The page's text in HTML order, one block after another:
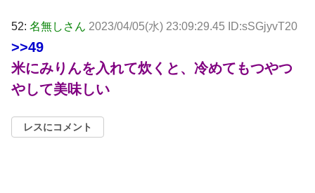
52: 名無しさん 2023/04/05(水) 23:09:29.45 ID:sSGjyvT20
>>49
米にみりんを入れて炊くと、冷めてもつやつ
やして美味しい
レスにコメント